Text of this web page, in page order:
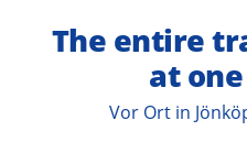
The entire
at
Vor Ort in